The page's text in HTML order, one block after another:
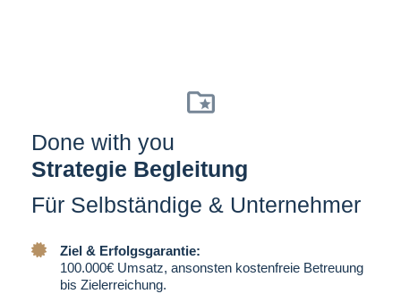
Done with you
Strategie Begleitung
Für Selbständige & Unternehmer
Ziel & Erfolgsgarantie:
100.000€ Umsatz, ansonsten kostenfreie Betreuung
bis Zielerreichung.